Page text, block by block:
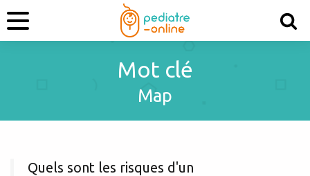
Mot clé
Map
Quels sont les risques d'un